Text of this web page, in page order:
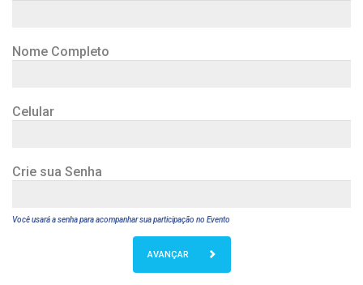
Nome Completo
Celular
Crie sua Senha
Você usará a senha para acompanhar sua participação no Evento
AVANÇAR